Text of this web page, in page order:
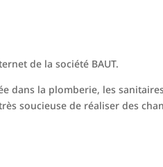
de la société BAUT.
dans la plomberie, les
soucieuse de réaliser des